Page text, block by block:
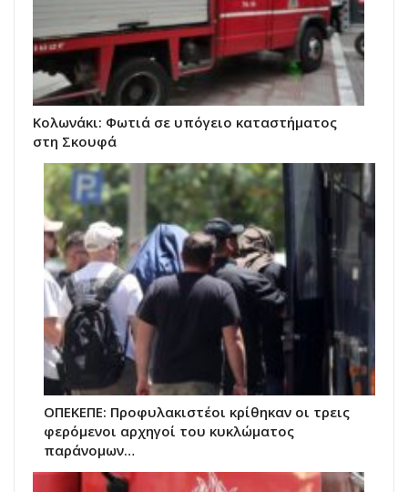
Κολωνάκι: Φωτιά σε υπόγειο καταστήματος
στη Σκουφά
ΟΠΕΚΕΠΕ: Προφυλακιστέοι κρίθηκαν οι τρεις
φερόμενοι αρχηγοί του κυκλώματος
παράνομων…